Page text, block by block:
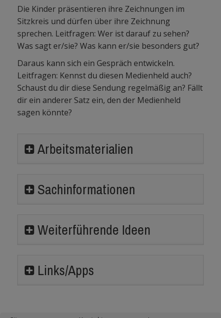
Die Kinder präsentieren ihre Zeichnungen im
Sitzkreis und dürfen über ihre Zeichnung
sprechen. Leitfragen: Wer ist darauf zu sehen?
Was sagt er/sie? Was kann er/sie besonders gut?
Daraus kann sich ein Gespräch entwickeln.
Leitfragen: Kennst du diesen Medienheld auch?
Schaust du dir diese Sendung regelmäßig an? Fällt
dir ein anderer Satz ein, den der Medienheld
sagen könnte?
Arbeitsmaterialien
Sachinformationen
Weiterführende Ideen
Links/Apps